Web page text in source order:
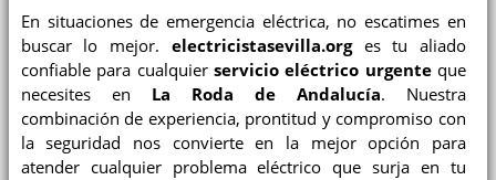
En situaciones de emergencia eléctrica, no escatimes en
buscar lo mejor. electricistasevilla.orges tu aliado
confiable para cualquier servicio eléctrico urgenteque
necesites en La Roda de Andalucía. Nuestra
combinación de experiencia, prontitud y compromiso con
la seguridad nos convierte en la mejor opción para
atender cualquier problema eléctrico que surja en tu